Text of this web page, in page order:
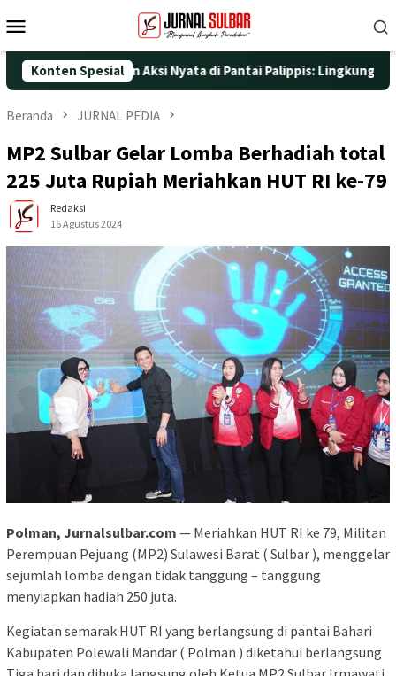
ke
Mobile
Konten Spesial
25 dengan Aksi Nyata di Pantai Palippis: Lingkungan dan
Beranda JURNAL PEDIA
MP2 Sulbar Gelar Lomba Berhadiah total
225 Juta Rupiah Meriahkan HUT RI ke-79
Redaksi
16 Agustus 2024
Polman, Jurnalsulbar.com — Meriahkan HUT RI ke 79, Militan
Perempuan Pejuang (MP2) Sulawesi Barat ( Sulbar ), menggelar
sejumlah lomba dengan tidak tanggung – tanggung
menyiapkan hadiah 250 juta.
Kegiatan semarak HUT RI yang berlangsung di pantai Bahari
Kabupaten Polewali Mandar ( Polman ) diketahui berlangsung